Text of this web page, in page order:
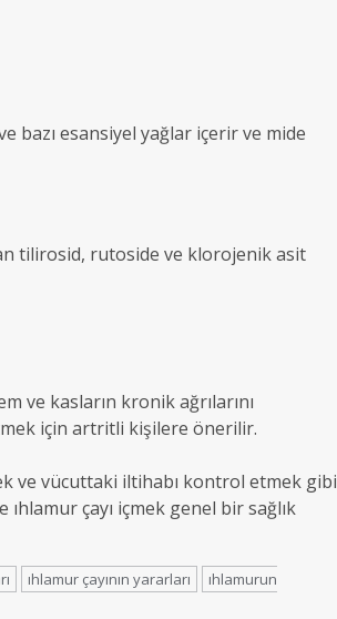
bazı esansiyel yağlar içerir ve mide
tilirosid, rutoside ve klorojenik asit
ve kasların kronik ağrılarını
için artritli kişilere önerilir.
ve vücuttaki iltihabı kontrol etmek gibi
çayı içmek genel bir sağlık
ıhlamur çayının yararları
ıhlamurun